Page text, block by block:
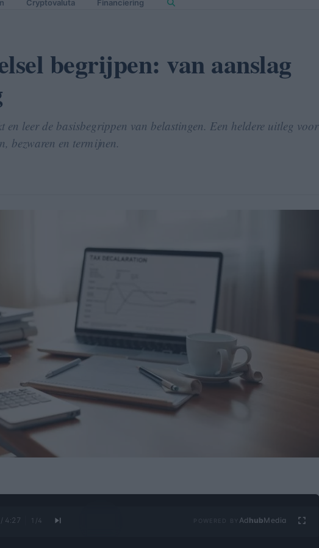
Cryptovaluta Financiering
begrijpen: van aanslag
en leer de basisbegrippen van belastingen. Een heldere uitleg voor
bezwaren en termijnen.
4:27 1 /4 Ad hubMedia